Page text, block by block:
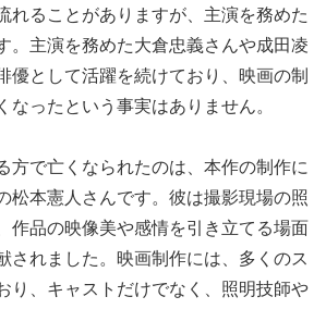
れることがありますが、主演を務めた
。主演を務めた大倉忠義さんや成田凌
優として活躍を続けており、映画の制
なったという事実はありません。
方で亡くなられたのは、本作の制作に
松本憲人さんです。彼は撮影現場の照
作品の映像美や感情を引き立てる場面
されました。映画制作には、多くのス
り、キャストだけでなく、照明技師や